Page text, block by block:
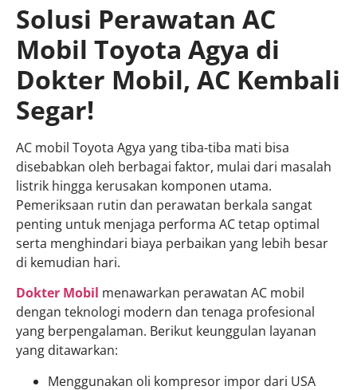
Solusi Perawatan AC
Mobil Toyota Agya di
Dokter Mobil, AC Kembali
Segar!
AC mobil Toyota Agya yang tiba-tiba mati bisa
disebabkan oleh berbagai faktor, mulai dari masalah
listrik hingga kerusakan komponen utama.
Pemeriksaan rutin dan perawatan berkala sangat
penting untuk menjaga performa AC tetap optimal
serta menghindari biaya perbaikan yang lebih besar
di kemudian hari.
Dokter Mobil menawarkan perawatan AC mobil
dengan teknologi modern dan tenaga profesional
yang berpengalaman. Berikut keunggulan layanan
yang ditawarkan:
Menggunakan oli kompresor impor dari USA